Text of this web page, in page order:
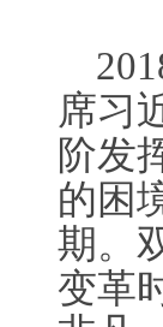
席习
阶发
的困
期。
变革